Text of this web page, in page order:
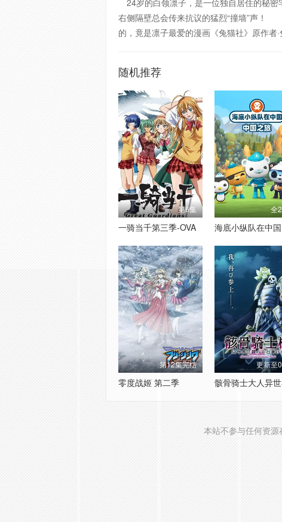
24岁的白领凛子，是一位独自居住的秘
右侧隔壁总会传来抗议的猛烈“撞墙”声
的，竟是凛子最爱的漫画《兔猫社》原作
随机推荐
第6集
一骑当千第三季-OVA
全
第12集完结
零度战姬 第二季
更新至
本站不参与任何资